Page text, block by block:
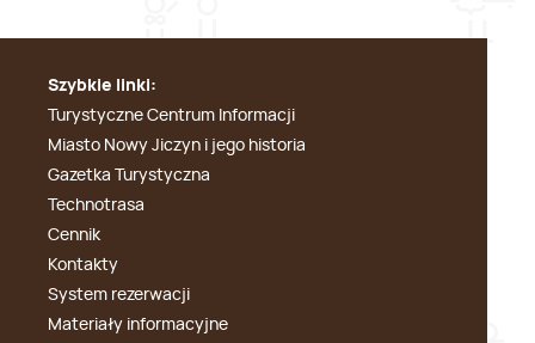
Szybkie linki:
Turystyczne Centrum Informacji
Miasto Nowy Jiczyn i jego historia
Gazetka Turystyczna
Technotrasa
Cennik
Kontakty
System rezerwacji
Materiały informacyjne